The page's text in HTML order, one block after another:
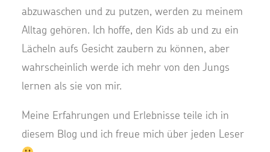
abzuwaschen und zu putzen, werden zu meinem
Alltag gehören. Ich hoffe, den Kids ab und zu ein
Lächeln aufs Gesicht zaubern zu können, aber
wahrscheinlich werde ich mehr von den Jungs
lernen als sie von mir.
Meine Erfahrungen und Erlebnisse teile ich in
diesem Blog und ich freue mich über jeden Leser